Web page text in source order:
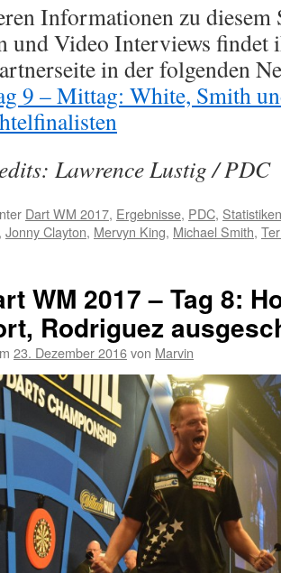
Informationen zu diesem
und Video Interviews findet
in der folgenden
9 – Mittag: White, Smith
Lawrence Lustig / PDC
Dart WM 2017, Ergebnisse, PDC, Statistiken
, Jonny Clayton, Mervyn King, Michael Smith,
WM 2017 – Tag 8:
Rodriguez
23. Dezember 2016von Marvin